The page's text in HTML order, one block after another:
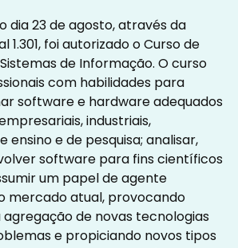
dia 23 de agosto, através da
1.301, foi autorizado o Curso de
de Informação. O curso
com habilidades para
software e hardware adequados
industriais,
ensino e de pesquisa; analisar,
software para fins científicos
um papel de agente
mercado atual, provocando
de novas tecnologias
e propiciando novos tipos